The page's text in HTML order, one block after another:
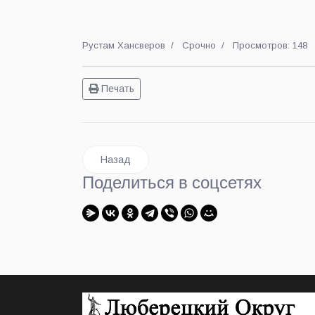
Рустам Хансверов Срочно Просмотров: 148
Печать
Предыдущий: В первые дни нового года
Назад
Поделиться в соцсетях